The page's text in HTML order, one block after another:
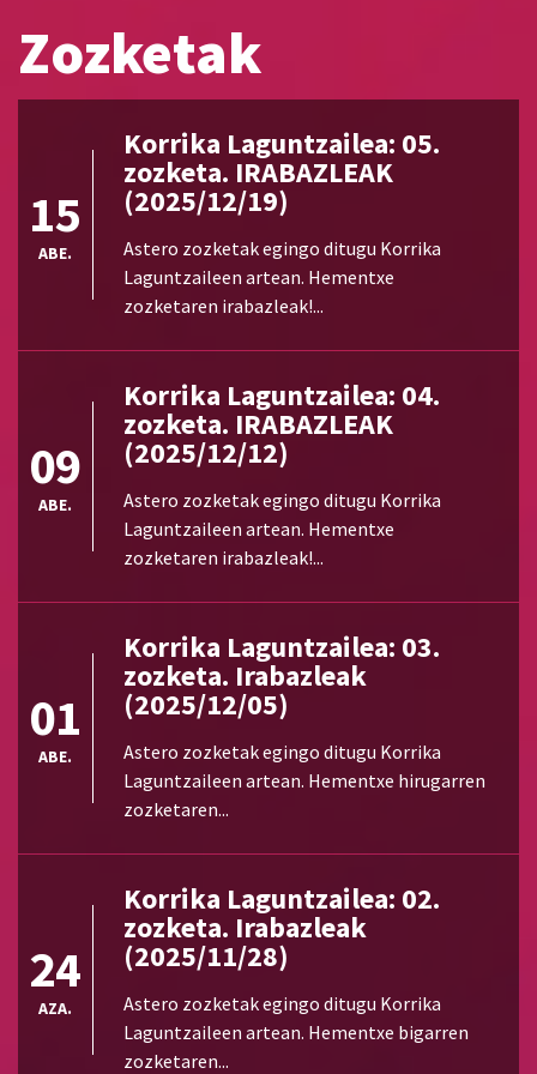
Zozketak
zozketaren irabazleak!...
15
ABE.
Korrika Laguntzailea: 05.
zozketa. IRABAZLEAK
(2025/12/19)
Astero zozketak egingo ditugu Korrika
Laguntzaileen artean. Hementxe
zozketaren irabazleak!...
09
ABE.
Korrika Laguntzailea: 04.
zozketa. IRABAZLEAK
(2025/12/12)
Astero zozketak egingo ditugu Korrika
Laguntzaileen artean. Hementxe
zozketaren irabazleak!...
01
ABE.
Korrika Laguntzailea: 03.
zozketa. Irabazleak
(2025/12/05)
Astero zozketak egingo ditugu Korrika
Laguntzaileen artean. Hementxe hirugarren
zozketaren...
24
AZA.
Korrika Laguntzailea: 02.
zozketa. Irabazleak
(2025/11/28)
Astero zozketak egingo ditugu Korrika
Laguntzaileen artean. Hementxe bigarren
zozketaren...